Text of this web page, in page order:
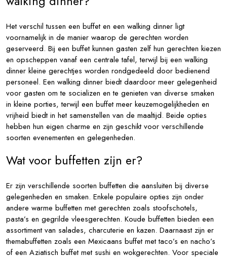
Het verschil tussen een buffet en een walking dinner ligt
voornamelijk in de manier waarop de gerechten worden
geserveerd. Bij een buffet kunnen gasten zelf hun gerechten kiezen
en opscheppen vanaf een centrale tafel, terwijl bij een walking
dinner kleine gerechtjes worden rondgedeeld door bedienend
personeel. Een walking dinner biedt daardoor meer gelegenheid
voor gasten om te socializen en te genieten van diverse smaken
in kleine porties, terwijl een buffet meer keuzemogelijkheden en
vrijheid biedt in het samenstellen van de maaltijd. Beide opties
hebben hun eigen charme en zijn geschikt voor verschillende
soorten evenementen en gelegenheden.
Wat voor buffetten zijn er?
Er zijn verschillende soorten buffetten die aansluiten bij diverse
gelegenheden en smaken. Enkele populaire opties zijn onder
andere warme buffetten met gerechten zoals stoofschotels,
pasta’s en gegrilde vleesgerechten. Koude buffetten bieden een
assortiment van salades, charcuterie en kazen. Daarnaast zijn er
themabuffetten zoals een Mexicaans buffet met taco’s en nacho’s
of een Aziatisch buffet met sushi en wokgerechten. Voor speciale